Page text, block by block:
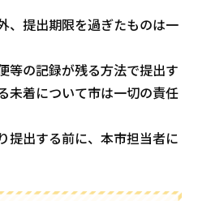
提出期限を過ぎたものは一
の記録が残る方法で提出す
未着について市は一切の責任
出する前に、本市担当者に